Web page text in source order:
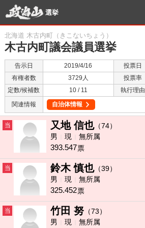
選挙
北海道 木古内町（きこないちょう）
木古内町議会議員選挙
告示日 2019/4/16 投票日
有権者数
3729人 投票率
定数/候補数
10 / 11 執行理由
関連情報
自治体情報
当 又地 信也（74）
男
現 無所属
393.547票
当 鈴木 慎也（39）
男
現 無所属
325.452票
当 竹田 努 （73）
男
現 無所属